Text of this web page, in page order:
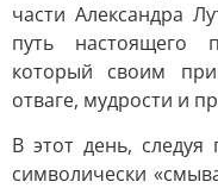
части Александра
путь настоящего
который своим
отваге, мудрости и
В этот день,
символически